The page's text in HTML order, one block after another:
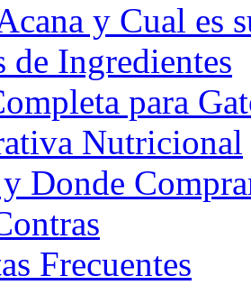
y Cual es
de Ingredientes
para
Nutricional
Donde
Frecuentes